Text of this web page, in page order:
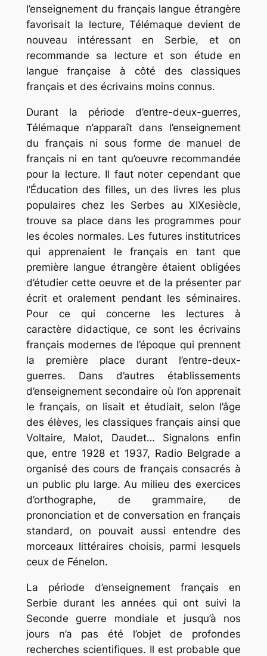
l’enseignement du français langue étrangère
favorisait la lecture, Télémaque devient de
nouveau intéressant en Serbie, et on
recommande sa lecture et son étude en
langue française à côté des classiques
français et des écrivains moins connus.
Durant la période d’entre-deux-guerres,
Télémaque n’apparaît dans l’enseignement
du français ni sous forme de manuel de
français ni en tant qu’oeuvre recommandée
pour la lecture. Il faut noter cependant que
l’Éducation des filles, un des livres les plus
populaires chez les Serbes au XIXesiècle,
trouve sa place dans les programmes pour
les écoles normales. Les futures institutrices
qui apprenaient le français en tant que
première langue étrangère étaient obligées
d’étudier cette oeuvre et de la présenter par
écrit et oralement pendant les séminaires.
Pour ce qui concerne les lectures à
caractère didactique, ce sont les écrivains
français modernes de l’époque qui prennent
la première place durant l’entre-deux-
guerres. Dans d’autres établissements
d’enseignement secondaire où l’on apprenait
le français, on lisait et étudiait, selon l’âge
des élèves, les classiques français ainsi que
Voltaire, Malot, Daudet… Signalons enfin
que, entre 1928 et 1937, Radio Belgrade a
organisé des cours de français consacrés à
un public plu large. Au milieu des exercices
d’orthographe, de grammaire, de
prononciation et de conversation en français
standard, on pouvait aussi entendre des
morceaux littéraires choisis, parmi lesquels
ceux de Fénelon.
La période d’enseignement français en
Serbie durant les années qui ont suivi la
Seconde guerre mondiale et jusqu’à nos
jours n’a pas été l’objet de profondes
recherches scientifiques. Il est probable que